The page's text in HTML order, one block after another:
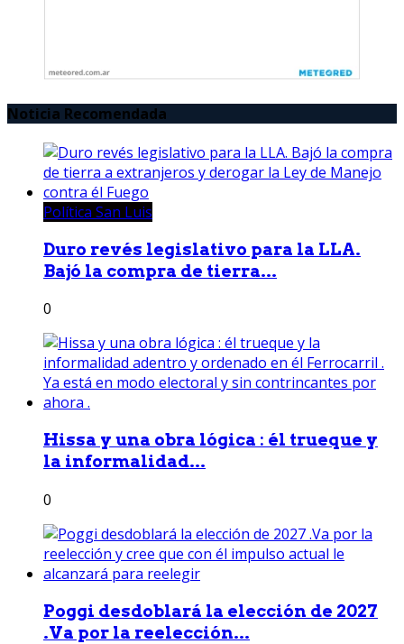
Noticia Recomendada
Política San Luis
Duro revés legislativo para la LLA.
Bajó la compra de tierra...
0
Hissa y una obra lógica : él trueque y
la informalidad...
0
Poggi desdoblará la elección de 2027
.Va por la reelección...